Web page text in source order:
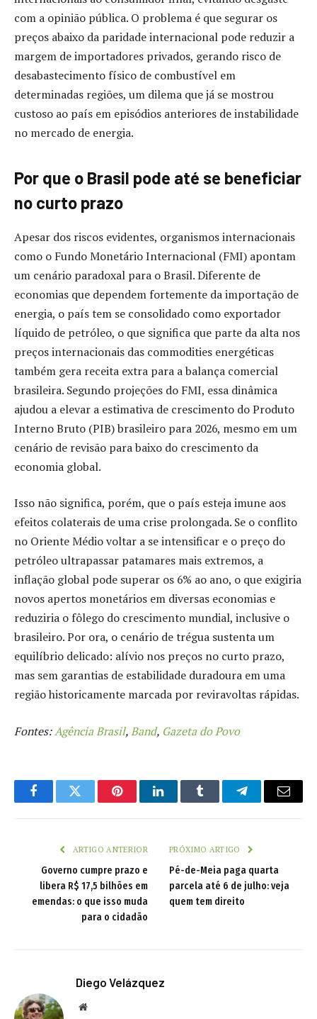
com a opinião pública. O problema é que segurar os
preços abaixo da paridade internacional pode reduzir a
margem de importadores privados, gerando risco de
desabastecimento físico de combustível em
determinadas regiões, um dilema que já se mostrou
custoso ao país em episódios anteriores de instabilidade
no mercado de energia.
Por que o Brasil pode até se beneficiar
no curto prazo
Apesar dos riscos evidentes, organismos internacionais
como o Fundo Monetário Internacional (FMI) apontam
um cenário paradoxal para o Brasil. Diferente de
economias que dependem fortemente da importação de
energia, o país tem se consolidado como exportador
líquido de petróleo, o que significa que parte da alta nos
preços internacionais das commodities energéticas
também gera receita extra para a balança comercial
brasileira. Segundo projeções do FMI, essa dinâmica
ajudou a elevar a estimativa de crescimento do Produto
Interno Bruto (PIB) brasileiro para 2026, mesmo em um
cenário de revisão para baixo do crescimento da
economia global.
Isso não significa, porém, que o país esteja imune aos
efeitos colaterais de uma crise prolongada. Se o conflito
no Oriente Médio voltar a se intensificar e o preço do
petróleo ultrapassar patamares mais extremos, a
inflação global pode superar os 6% ao ano, o que exigiria
novos apertos monetários em diversas economias e
reduziria o fôlego do crescimento mundial, inclusive o
brasileiro. Por ora, o cenário de trégua sustenta um
equilíbrio delicado: alívio nos preços no curto prazo,
mas sem garantias de estabilidade duradoura em uma
região historicamente marcada por reviravoltas rápidas.
Fontes:Agência Brasil,Band, Gazeta do Povo
FacebookTwitter PinterestLinkedInTumblr TelegramEmail
ARTIGO ANTERIOR
Governo cumpre prazo e
libera R$ 17,5 bilhões em
emendas: o que isso muda
para o cidadão
PRÓXIMO ARTIGO
Pé-de-Meia paga quarta
parcela até 6 de julho: veja
quem tem direito
Diego Velázquez
Website